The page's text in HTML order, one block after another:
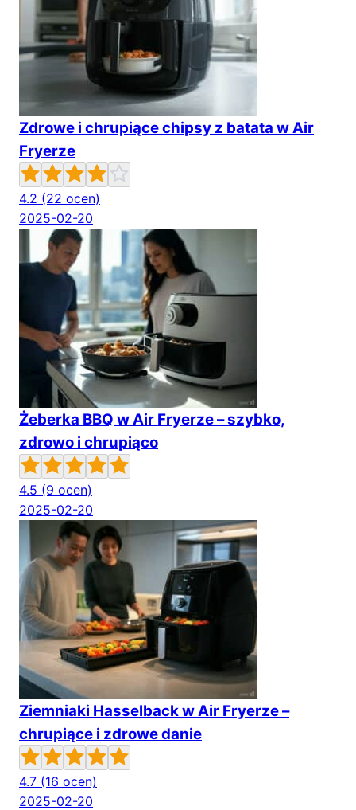
Zdrowe i chrupiące chipsy z batata w Air
Fryerze
4.2 (22 ocen)
2025-02-20
Żeberka BBQ w Air Fryerze – szybko,
zdrowo i chrupiąco
4.5 (9 ocen)
2025-02-20
Ziemniaki Hasselback w Air Fryerze –
chrupiące i zdrowe danie
4.7 (16 ocen)
2025-02-20